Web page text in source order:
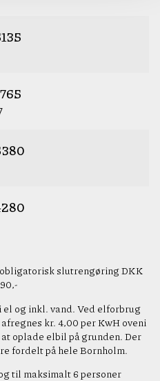
slutrengøring DKK
og inkl. vand. Ved elforbrug
kr. 4,00 per KwH oveni
oplade elbil på grunden. Der
fordelt på hele Bornholm.
til maksimalt 6 personer